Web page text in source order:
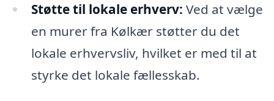
Støtte til lokale erhverv: Ved at vælge
en murer fra Kølkær støtter du det
lokale erhvervsliv, hvilket er med til at
styrke det lokale fællesskab.